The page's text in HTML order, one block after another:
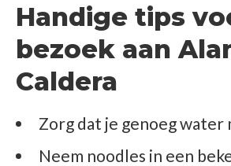
Handige tips
bezoek aan
Caldera
Zorg dat je genoeg water
Neem noodles in een